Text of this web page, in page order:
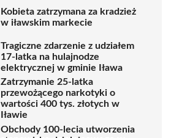
Kobieta zatrzymana za kradzież
w iławskim markecie
Tragiczne zdarzenie z udziałem
17-latka na hulajnodze
elektrycznej w gminie Iława
Zatrzymanie 25-latka
przewożącego narkotyki o
wartości 400 tys. złotych w
Iławie
Obchody 100-lecia utworzenia